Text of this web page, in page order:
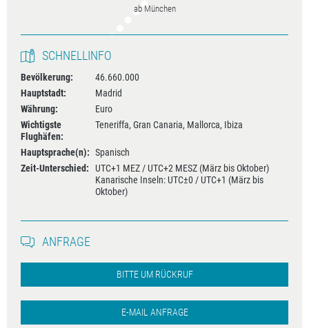
ab München
SCHNELLINFO
Bevölkerung:
46.660.000
Hauptstadt:
Madrid
Währung:
Euro
Wichtigste
Flughäfen:
Teneriffa, Gran Canaria, Mallorca, Ibiza
Hauptsprache(n): Spanisch
Zeit-Unterschied:
UTC+1 MEZ / UTC+2 MESZ (März bis Oktober)
Kanarische Inseln: UTC±0 / UTC+1 (März bis
Oktober)
ANFRAGE
BITTE UM RÜCKRUF
E-MAIL ANFRAGE